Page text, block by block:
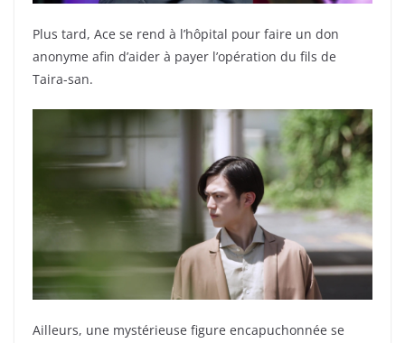
Plus tard, Ace se rend à l’hôpital pour faire un don
anonyme afin d’aider à payer l’opération du fils de
Taira-san.
Ailleurs, une mystérieuse figure encapuchonnée se